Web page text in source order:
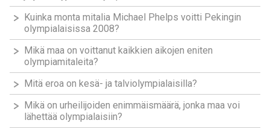
Kuinka monta mitalia Michael Phelps voitti Pekingin
olympialaisissa 2008?
Mikä maa on voittanut kaikkien aikojen eniten
olympiamitaleita?
Mitä eroa on kesä- ja talviolympialaisilla?
Mikä on urheilijoiden enimmäismäärä, jonka maa voi
lähettää olympialaisiin?